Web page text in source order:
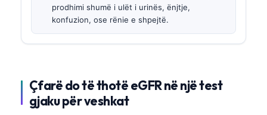
prodhimi shumë i ulët i urinës, ënjtje,
konfuzion, ose rënie e shpejtë.
Çfarë do të thotë eGFR në një test
gjaku për veshkat